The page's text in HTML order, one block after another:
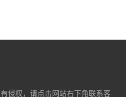
侵权，请点击网站右下角联系客